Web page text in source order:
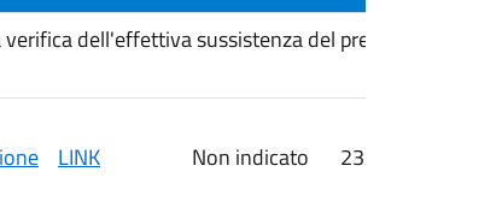
dell'effettiva sussistenza del presupposto
LINK Non indicato 23/07/2026